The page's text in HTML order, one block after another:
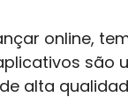
online,
alta